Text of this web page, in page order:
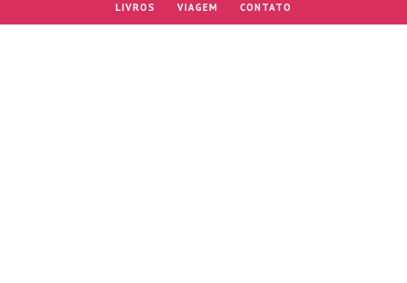
LIVROS
VIAGEM CONTATO